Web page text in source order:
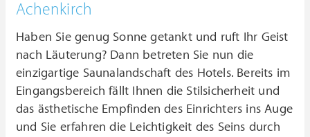
Achenkirch
Haben Sie genug Sonne getankt und ruft Ihr Geist
nach Läuterung? Dann betreten Sie nun die
einzigartige Saunalandschaft des Hotels. Bereits im
Eingangsbereich fällt Ihnen die Stilsicherheit und
das ästhetische Empfinden des Einrichters ins Auge
und Sie erfahren die Leichtigkeit des Seins durch